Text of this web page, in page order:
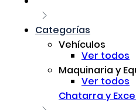
Categorías
Vehículos
Ver todos
Maquinaria y
Ver todos
Chatarra y